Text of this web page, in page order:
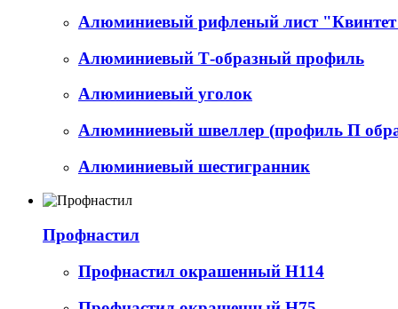
Алюминиевый рифленый лист
Алюминиевый Т-образный профиль
Алюминиевый уголок
Алюминиевый швеллер (профиль П
Алюминиевый шестигранник
Профнастил
Профнастил окрашенный Н114